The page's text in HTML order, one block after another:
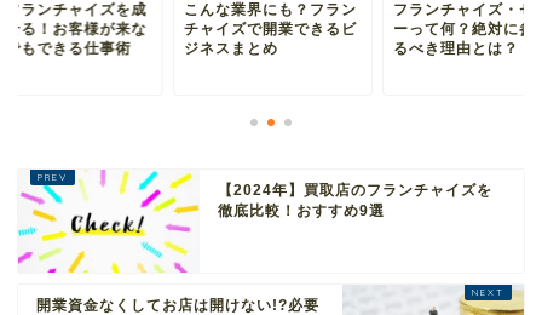
フランチャイズを成
せる！お客様が来な
でもできる仕事術
こんな業界にも？フラン
チャイズで開業できるビ
ジネスまとめ
フランチャイズ・セ
ーって何？絶対に参
るべき理由とは？
【2024年】買取店のフランチャイズを
徹底比較！おすすめ9選
開業資金なくしてお店は開けない!?必要